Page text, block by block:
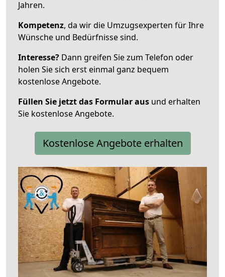
Jahren.
Kompetenz, da wir die Umzugsexperten für Ihre
Wünsche und Bedürfnisse sind.
Interesse? Dann greifen Sie zum Telefon oder
holen Sie sich erst einmal ganz bequem
kostenlose Angebote.
Füllen Sie jetzt das Formular aus und erhalten
Sie kostenlose Angebote.
Kostenlose Angebote erhalten